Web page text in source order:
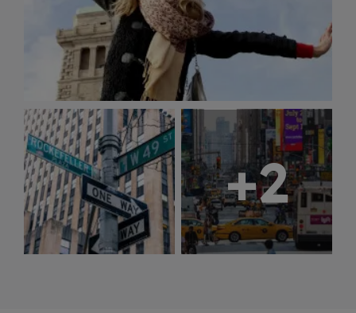
della Libertàe visita la vicina
Island. Percorri laHigh Line che
ripercorre un tratto della vecchia
metropolitana sopraelevata che è stata
riqualificata con spazi verdi, aiuole e
panchine tra i quartieri Meatpacking e
Chelsea. Cammina nei quartieri diLittle
Italy, China Town, Soho e Tribeca per
vivere tutte le atmosfere della City.
Pernottamenti in hotel.
GIORNO 4
+2